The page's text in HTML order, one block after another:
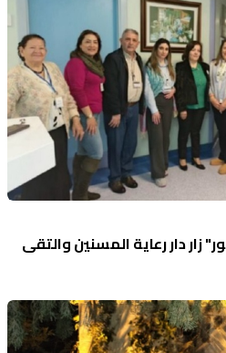
زار دار رعاية المسنين والتقى